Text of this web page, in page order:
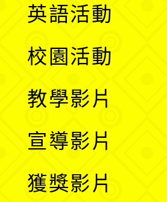
英語活動
校園活動
教學影片
宣導影片
獲獎影片